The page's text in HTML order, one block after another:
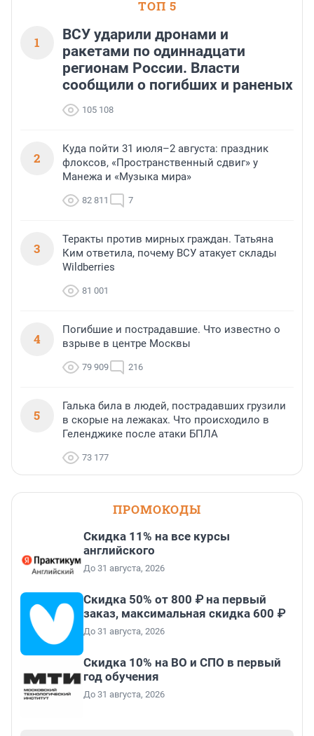
ТОП 5
1
ВСУ ударили дронами и
ракетами по одиннадцати
регионам России. Власти
сообщили о погибших и раненых
105 108
2
Куда пойти 31 июля–2 августа: праздник
флоксов, «Пространственный сдвиг» у
Манежа и «Музыка мира»
82 811 7
3
Теракты против мирных граждан. Татьяна
Ким ответила, почему ВСУ атакует склады
Wildberries
81 001
4
Погибшие и пострадавшие. Что известно о
взрыве в центре Москвы
79 909 216
5
Галька била в людей, пострадавших грузили
в скорые на лежаках. Что происходило в
Геленджике после атаки БПЛА
73 177
ПРОМОКОДЫ
Скидка 11% на все курсы
английского
До 31 августа, 2026
Скидка 50% от 800 ₽ на первый
заказ, максимальная скидка 600 ₽
До 31 августа, 2026
Скидка 10% на ВО и СПО в первый
год обучения
До 31 августа, 2026